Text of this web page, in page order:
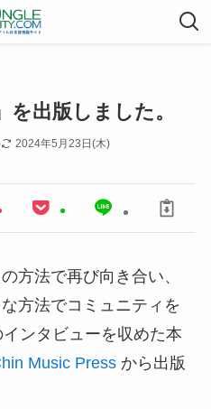
を出版しました。
2024年5月23日(木)
方法で再び向き合い、
方法でコミュニティを
ンタビューを収めた本
Music Pressから出版